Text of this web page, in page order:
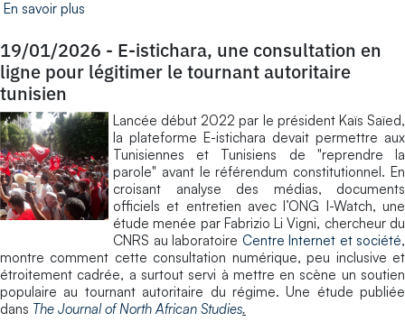
En savoir plus
19/01/2026 - E-istichara, une consultation en
ligne pour légitimer le tournant autoritaire
tunisien
Lancée début 2022 par le président Kaïs Saïed,
la plateforme E-istichara devait permettre aux
Tunisiennes et Tunisiens de "reprendre la
parole" avant le référendum constitutionnel. En
croisant analyse des médias, documents
officiels et entretien avec l’ONG I-Watch, une
étude menée par Fabrizio Li Vigni, chercheur du
CNRS au laboratoire Centre Internet et société,
montre comment cette consultation numérique, peu inclusive et
étroitement cadrée, a surtout servi à mettre en scène un soutien
populaire au tournant autoritaire du régime. Une étude publiée
dans The Journal of North African Studies.